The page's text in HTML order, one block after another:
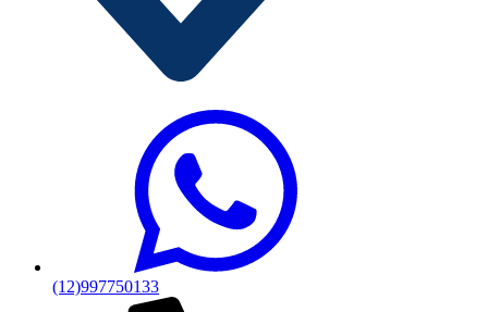
(12)997750133